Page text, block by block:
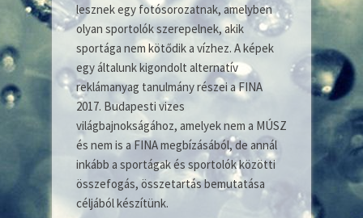
lesznek egy fotósorozatnak, amelyben
olyan sportolók szerepelnek, akik
sportága nem kötődik a vízhez. A képek
egy általunk kigondolt alternatív
reklámanyag tanulmány részei a FINA
2017. Budapesti vizes
világbajnokságához, amelyek nem a MÚSZ
és nem is a FINA megbízásából, de annál
inkább a sportágak és sportolók közötti
összefogás, összetartás bemutatása
céljából készítünk.